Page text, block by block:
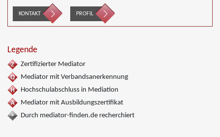
Mediation bei Team- und Gruppenkonflikten, Mediation von
Unternehmensnachfolgen, Landwirtschaft Forstwirtschaft Agrar,
Wirtschaftsmediation
KONTAKT PROFIL
Legende
Zertifizierter Mediator
Mediator mit Verbandsanerkennung
Hochschulabschluss in Mediation
Mediator mit Ausbildungszertifikat
Durch mediator-finden.de recherchiert